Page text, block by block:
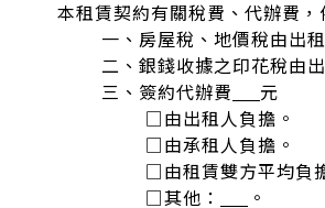
本租賃契約有關稅費、代辦費，
一、房屋稅、地價稅由出
二、銀錢收據之印花稅由
三、簽約代辦費
元
□由出租人負擔。
□由承租人負擔。
□由租賃雙方平均負
□其他：
。